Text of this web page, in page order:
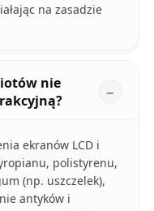
na zasadzie
nie
ekranów LCD i
polistyrenu,
(np. uszczelek),
antyków i